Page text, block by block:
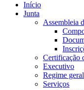
Início
Junta
Assembleia
Certificação
Executivo
Regime
Serviços